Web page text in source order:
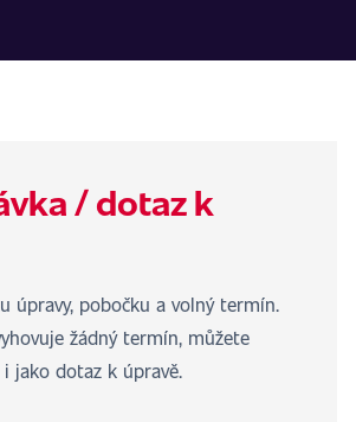
/ dotaz k
úpravy, pobočku a volný termín.
žádný termín, můžete
jako dotaz k úpravě.